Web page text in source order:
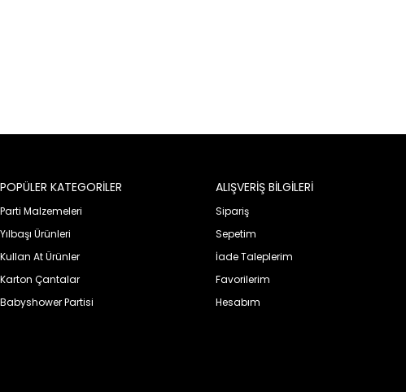
POPÜLER KATEGORİLER
Parti Malzemeleri
Yılbaşı Ürünleri
Kullan At Ürünler
Karton Çantalar
Babyshower Partisi
ALIŞVERİŞ BİLGİLERİ
Sipariş
Sepetim
İade Taleplerim
Favorilerim
Hesabım